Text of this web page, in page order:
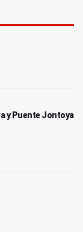
y Puente Jontoya